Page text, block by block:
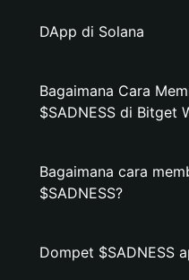
DApp di Solana
Bagaimana Cara
$SADNESS di Bitget
Bagaimana cara
$SADNESS?
Dompet $SADNESS